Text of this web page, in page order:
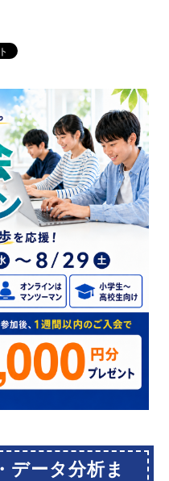
データ分析ま